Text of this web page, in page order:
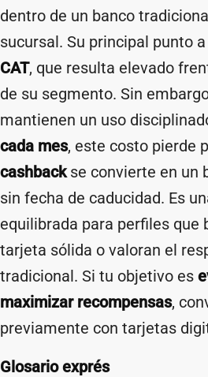
dentro de un banco
sucursal. Su principal punto
CAT, que resulta elevado
de su segmento. Sin
mantienen un uso
cada mes, este costo pierde
cashbackse convierte en un
sin fecha de caducidad. Es
equilibrada para perfiles que
tarjeta sólida o valoran el
tradicional. Si tu objetivo es
maximizar recompensas,
previamente con tarjetas
Glosario exprés